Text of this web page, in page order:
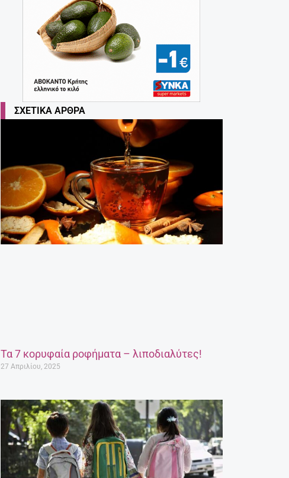
ΣΧΕΤΙΚΆ ΆΡΘΡΑ
Τα 7 κορυφαία ροφήματα – λιποδιαλύτες!
27 Απριλίου, 2025